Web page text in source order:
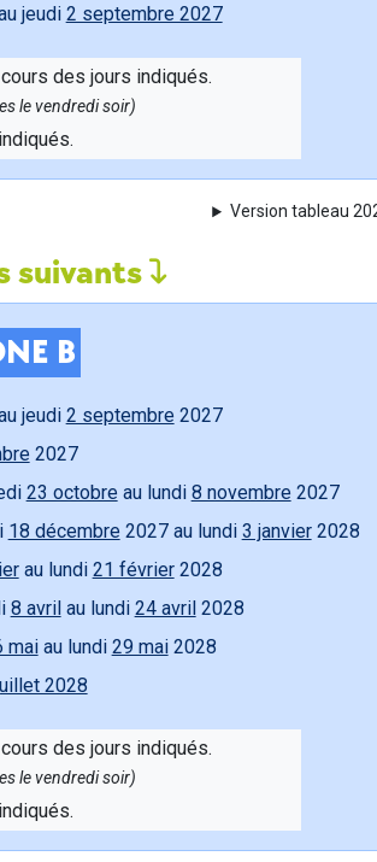
jeudi 2 septembre 2027
des jours indiqués.
le vendredi soir)
Version tableau
suivants
B
jeudi 2 septembre 2027
2027
23 octobre au lundi 8 novembre 2027
18 décembre 2027 au lundi 3 janvier2028
au lundi 21 février2028
8 avril au lundi 24 avril 2028
maiau lundi 29 mai2028
2028
des jours indiqués.
le vendredi soir)